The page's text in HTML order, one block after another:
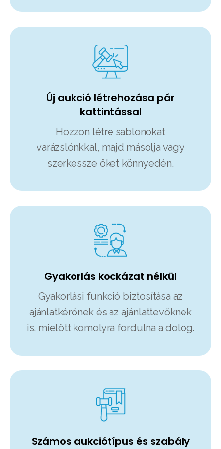
Új aukció létrehozása pár
kattintással
Hozzon létre sablonokat
varázslónkkal, majd másolja vagy
szerkessze őket könnyedén.
Gyakorlás kockázat nélkül
Gyakorlási funkció biztosítása az
ajánlatkérőnek és az ajánlattevőknek
is, mielőtt komolyra fordulna a dolog.
Számos aukciótípus és szabály